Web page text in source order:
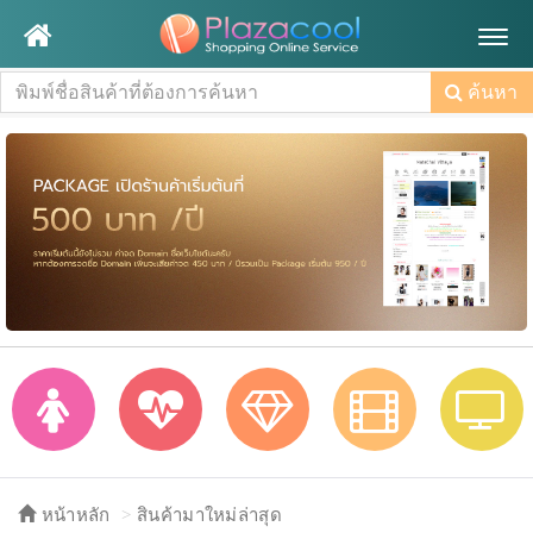
ค้นหา
หน้าหลัก สินค้ามาใหม่ล่าสุด